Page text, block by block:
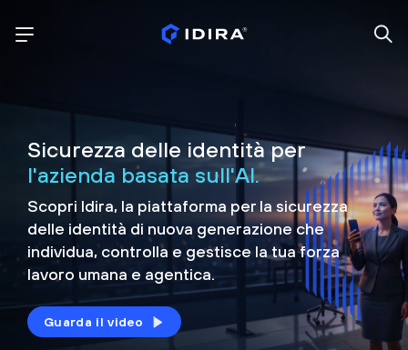
Sicurezza delle identità per
l'azienda basata sull'AI.
Scopri Idira, la piattaforma per la sicurezza
delle identità di nuova generazione che
individua, controlla e gestisce la tua forza
lavoro umana e agentica.
Guarda il video